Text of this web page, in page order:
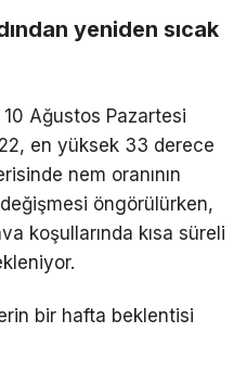
yeniden sıcak
Ağustos Pazartesi
en yüksek 33 derece
nem oranının
öngörülürken,
koşullarında kısa süreli
bir hafta beklentisi